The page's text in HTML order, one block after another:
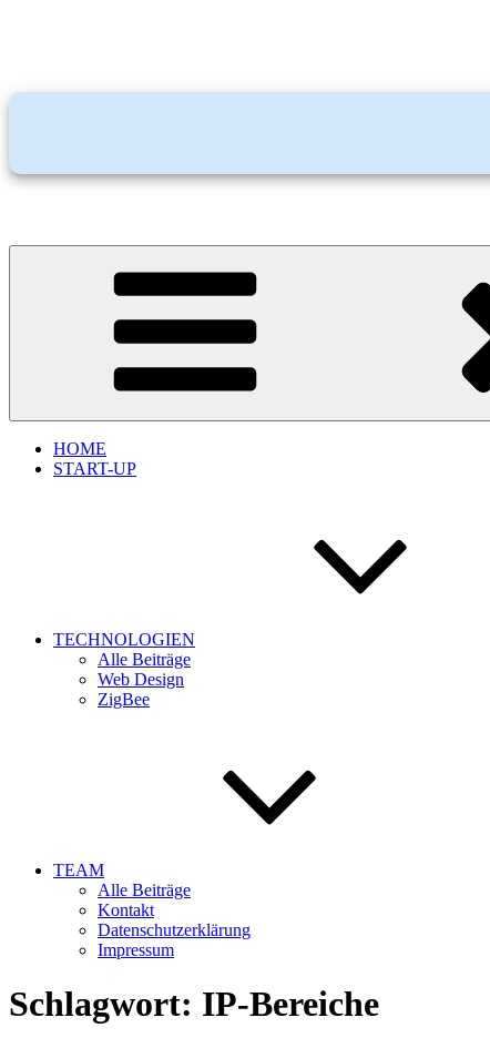
HOME
START-UP
TECHNOLOGIEN
Alle Beiträge
Web Design
ZigBee
TEAM
Alle Beiträge
Kontakt
Datenschutzerklärung
Impressum
Schlagwort: IP-Bereiche